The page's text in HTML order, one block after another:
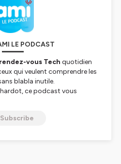
LE PODCAST
vous Tech quotidien
qui veulent comprendre les
blabla inutile.
ce podcast vous
sociétaux de la tech,
Subscribe